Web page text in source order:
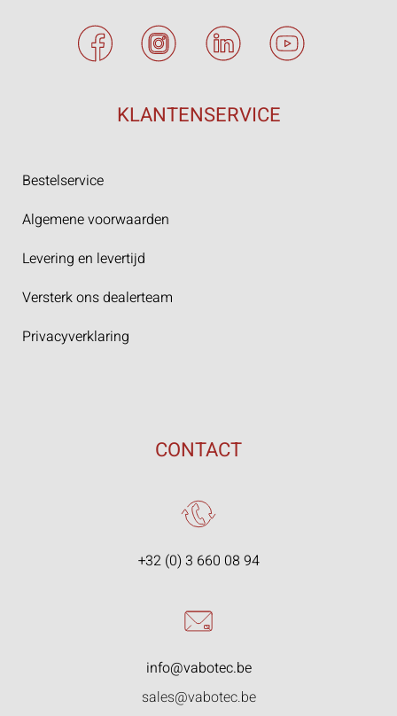
KLANTENSERVICE
Bestelservice
Algemene voorwaarden
Levering en levertijd
Versterk ons dealerteam
Privacyverklaring
CONTACT
+32 (0) 3 660 08 94
info@vabotec.be
sales@vabotec.be